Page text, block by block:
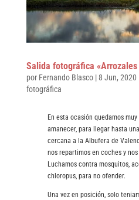
Salida fotográfica «Arrozales
por Fernando Blasco|8 Jun, 2020
fotográfica
En esta ocasión quedamos
amanecer, para llegar hasta
cercana a la Albufera de
nos repartimos en coches y
Luchamos contra mosquitos,
chloropus, para no ofender.
Una vez en posición, solo